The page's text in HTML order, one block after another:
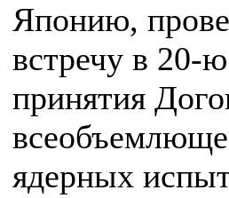
Японию,
встречу в 20-
принятия
ядерных